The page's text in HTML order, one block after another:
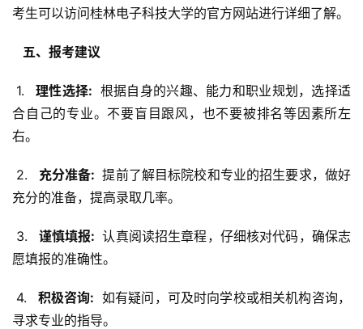
考生可以访问桂林电子科技大学的官方网站进行详细了解。
  五、报考建议
1.
  理性选择:
根据自身的兴趣、能力和职业规划，选择适
合自己的专业。不要盲目跟风，也不要被排名等因素所左
右。
2.
  充分准备:
提前了解目标院校和专业的招生要求，做好
充分的准备，提高录取几率。
3.
  谨慎填报:
认真阅读招生章程，仔细核对代码，确保志
愿填报的准确性。
4.
  积极咨询:
如有疑问，可及时向学校或相关机构咨询，
寻求专业的指导。